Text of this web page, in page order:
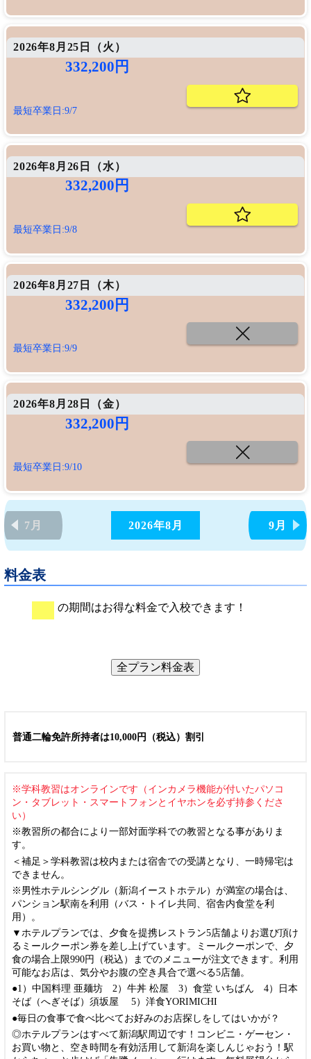
2026年8月25日（ 火 ）
332,200円
最短卒業日:9/7
2026年8月26日（水）
332,200円
最短卒業日:9/8
2026年8月27日（木）
332,200円
最短卒業日:9/9
2026年8月28日（金）
332,200円
最短卒業日:9/10
7月 2026年8月 9月
料金表
の期間はお得な料金で入校できます！
全プラン料金表
普通二輪免許所持者は10,000円（税込）割引
※学科教習はオンラインです（インカメラ機能が付いたパソコ
ン・タブレット・スマートフォンとイヤホンを必ず持参くださ
い）
※教習所の都合により一部対面学科での教習となる事がありま
す。
＜補足＞学科教習は校内または宿舎での受講となり、一時帰宅は
できません。
※男性ホテルシングル（新潟イーストホテル）が満室の場合は、
パンション駅南を利用（バス・トイレ共同、宿舎内食堂を利
用）。
▼ホテルプランでは、夕食を提携レストラン5店舗よりお選び頂け
るミールクーポン券を差し上げています。ミールクーポンで、夕
食の場合上限990円（税込）までのメニューが注文できます。利用
可能なお店は、気分やお腹の空き具合で選べる5店舗。
●1）中国料理 亜麺坊 2）牛丼 松屋 3）食堂 いちばん 4）日本
そば（へぎそば）須坂屋 5）洋食YORIMICHI
●毎日の食事で食べ比べてお好みのお店探しをしてはいかが？
◎ホテルプランはすべて新潟駅周辺です！コンビニ・ゲーセン・
お買い物と、空き時間を有効活用して新潟を楽しんじゃおう！駅